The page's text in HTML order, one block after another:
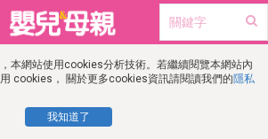
本網站使用cookies分析技術。若繼續閱覽本網站內
cookies， 關於更多cookies資訊請閱讀我們的隱私
我知道了